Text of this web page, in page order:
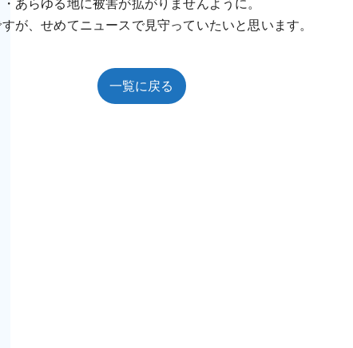
が、せめてニュースで見守っていたいと思います。
一覧に戻る